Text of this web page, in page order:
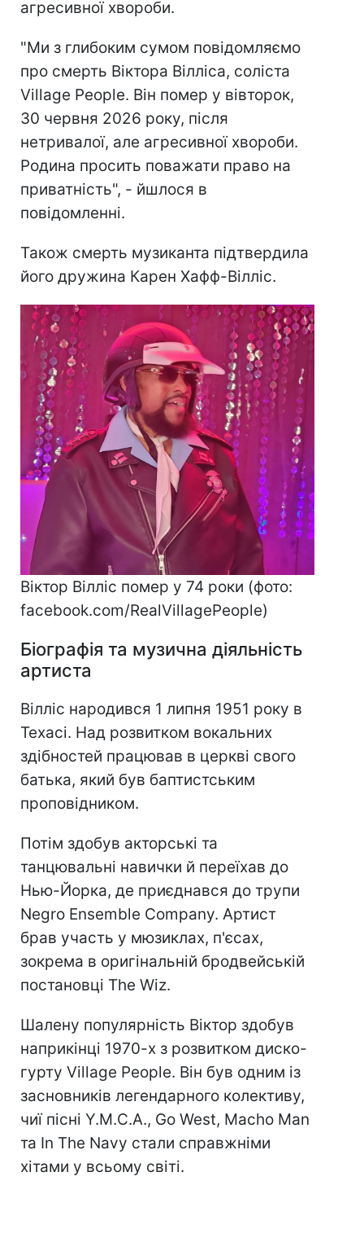
агресивної хвороби.
"Ми з глибоким сумом повідомляємо
про смерть Віктора Вілліса, соліста
Village People. Він помер у вівторок,
30 червня 2026 року, після
нетривалої, але агресивної хвороби.
Родина просить поважати право на
приватність", - йшлося в
повідомленні.
Також смерть музиканта підтвердила
його дружина Карен Хафф-Вілліс.
Віктор Вілліс помер у 74 роки (фото:
facebook.com/RealVillagePeople)
Біографія та музична діяльність
артиста
Вілліс народився 1 липня 1951 року в
Техасі. Над розвитком вокальних
здібностей працював в церкві свого
батька, який був баптистським
проповідником.
Потім здобув акторські та
танцювальні навички й переїхав до
Нью-Йорка, де приєднався до трупи
Negro Ensemble Company. Артист
брав участь у мюзиклах, п'єсах,
зокрема в оригінальній бродвейській
постановці The Wiz.
Шалену популярність Віктор здобув
наприкінці 1970-х з розвитком диско-
гурту Village People. Він був одним із
засновників легендарного колективу,
чиї пісні Y.M.C.A., Go West, Macho Man
та In The Navy стали справжніми
хітами у всьому світі.